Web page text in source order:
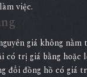
việc.
giá không
có trị giá bằng hoặc
đổi đồng hồ có giá